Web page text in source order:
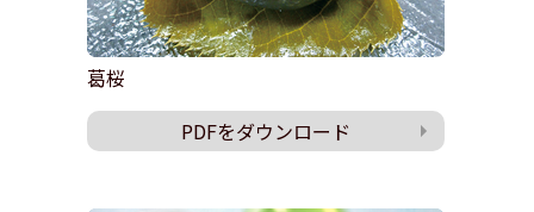
葛桜
PDFをダウンロード